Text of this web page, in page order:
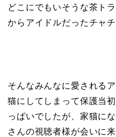
どこにでもいそうな茶ト
からアイドルだったチャチ
そんなみんなに愛される
猫にしてしまって保護当
っぱいでしたが、家猫に
さんの視聴者様が会いに